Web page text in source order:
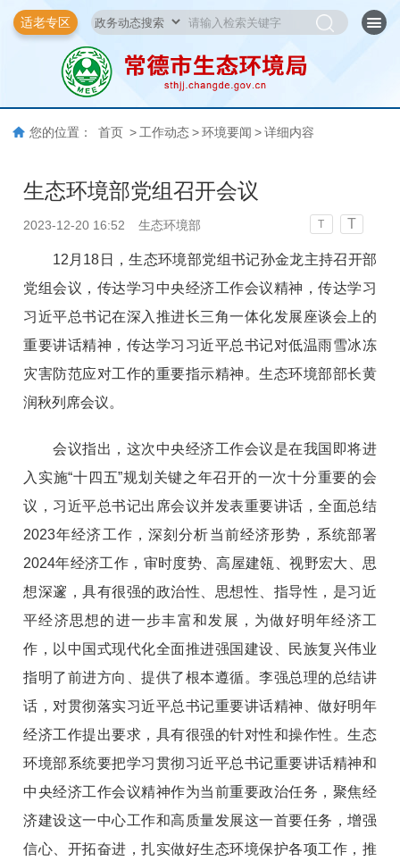
适老专区
您的位置： 首页 > 工作动态 > 环境要闻 > 详细内容
生态环境部党组召开会议
2023-12-20 16:52 生态环境部 T T
12月18日，生态环境部党组书记孙金龙主持召开部
党组会议，传达学习中央经济工作会议精神，传达学习
习近平总书记在深入推进长三角一体化发展座谈会上的
重要讲话精神，传达学习习近平总书记对低温雨雪冰冻
灾害防范应对工作的重要指示精神。生态环境部部长黄
润秋列席会议。
会议指出，这次中央经济工作会议是在我国即将进
入实施“十四五”规划关键之年召开的一次十分重要的会
议，习近平总书记出席会议并发表重要讲话，全面总结
2023年经济工作，深刻分析当前经济形势，系统部署
2024年经济工作，审时度势、高屋建瓴、视野宏大、思
想深邃，具有很强的政治性、思想性、指导性，是习近
平经济思想的进一步丰富和发展，为做好明年经济工
作，以中国式现代化全面推进强国建设、民族复兴伟业
指明了前进方向、提供了根本遵循。李强总理的总结讲
话，对贯彻落实习近平总书记重要讲话精神、做好明年
经济工作提出要求，具有很强的针对性和操作性。生态
环境部系统要把学习贯彻习近平总书记重要讲话精神和
中央经济工作会议精神作为当前重要政治任务，聚焦经
济建设这一中心工作和高质量发展这一首要任务，增强
信心、开拓奋进，扎实做好生态环境保护各项工作，推